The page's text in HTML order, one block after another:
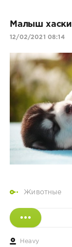
Малыш хаски
12/02/2021 08:14
Животные
Heavy